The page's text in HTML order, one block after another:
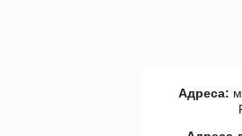
Адреса: